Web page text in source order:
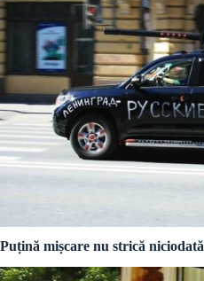
Puțină mișcare nu strică niciodată